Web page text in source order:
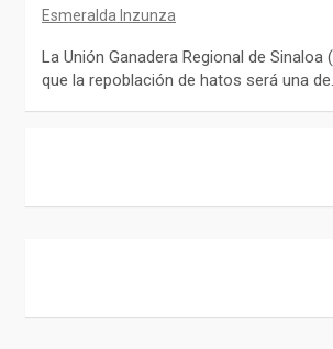
Esmeralda Inzunza
La Unión Ganadera Regional de Sinaloa
que la repoblación de hatos será una